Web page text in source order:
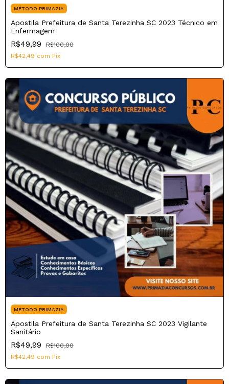
MÉTODO PRIMAZIA
Apostila Prefeitura de Santa Terezinha SC 2023 Técnico em
Enfermagem
R$49,99
R$100,00
R$42,49 com Pix
MÉTODO PRIMAZIA
Apostila Prefeitura de Santa Terezinha SC 2023 Vigilante
Sanitário
R$49,99
R$100,00
R$42,49 com Pix